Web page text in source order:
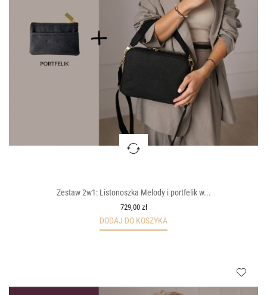
Zestaw 2w1: Listonoszka Melody i portfelik w...
729,00 zł
DODAJ DO KOSZYKA